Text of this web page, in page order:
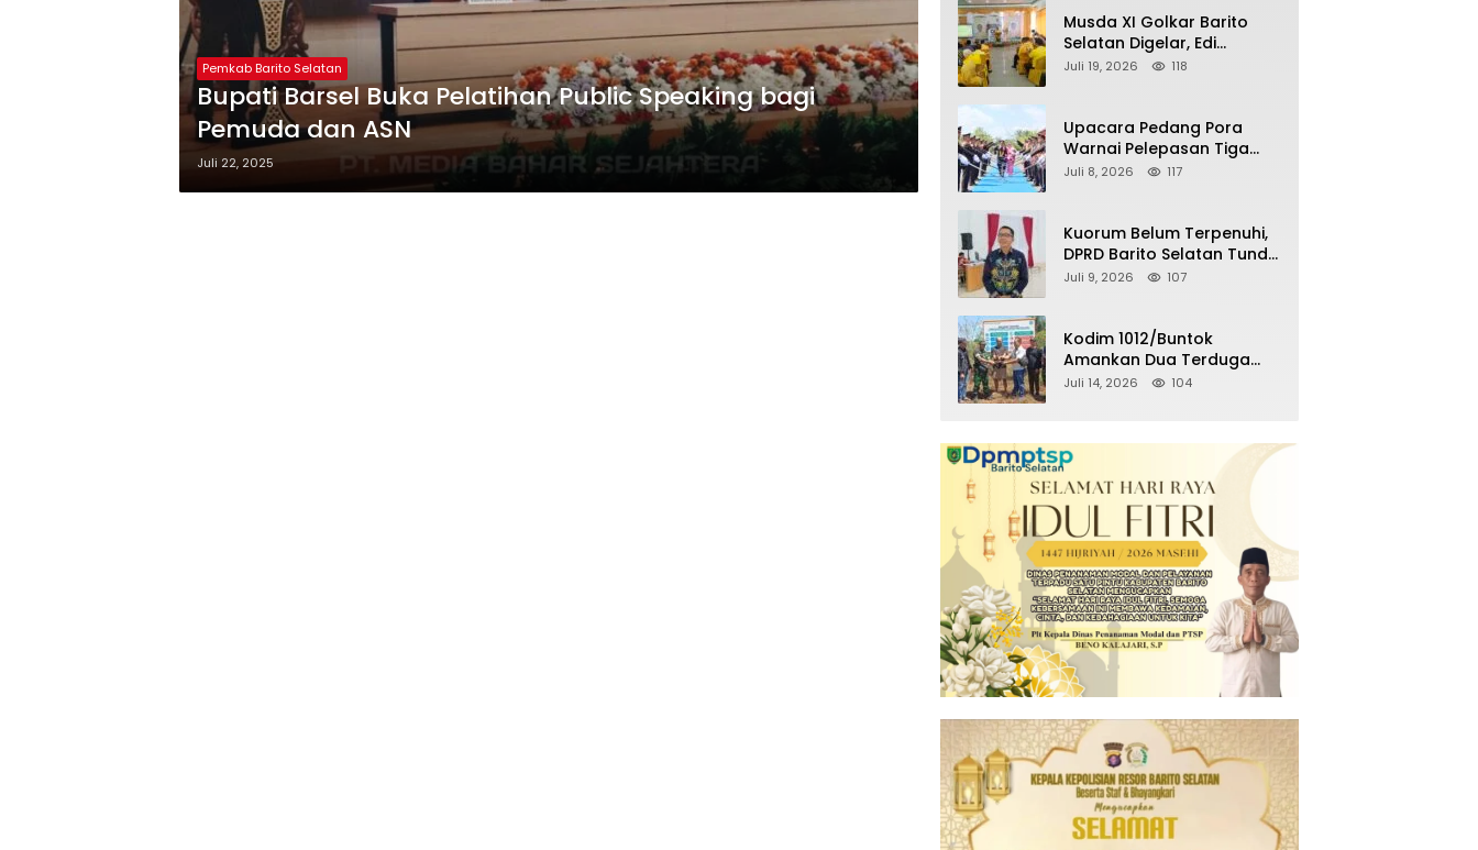
Pemkab Barito Selatan
Bupati Barsel Buka Pelatihan Public Speaking bagi
Pemuda dan ASN
Juli 22, 2025
Musda XI Golkar Barito
Selatan Digelar, Edi
Pratowo Targetkan
Juli 19, 2026 118
Upacara Pedang Pora
Warnai Pelepasan Tiga
Perwira Polres Barito
Juli 8, 2026 117
Kuorum Belum Terpenuhi,
DPRD Barito Selatan Tunda
Paripurna Persetujuan
APBD 2025
Juli 9, 2026 107
Kodim 1012/Buntok
Amankan Dua Terduga
Pencuri Aset Perusahaan
Disita
Juli 14, 2026 104